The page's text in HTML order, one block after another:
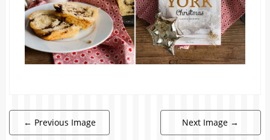
← Previous Image Next Image →